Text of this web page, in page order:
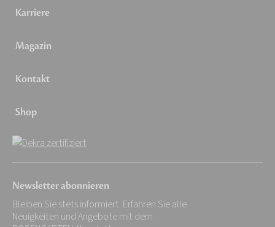
Karriere
Magazin
Kontakt
Shop
Newsletter abonnieren
Bleiben Sie stets informiert. Erfahren Sie alle
Neuigkeiten und Angebote mit dem